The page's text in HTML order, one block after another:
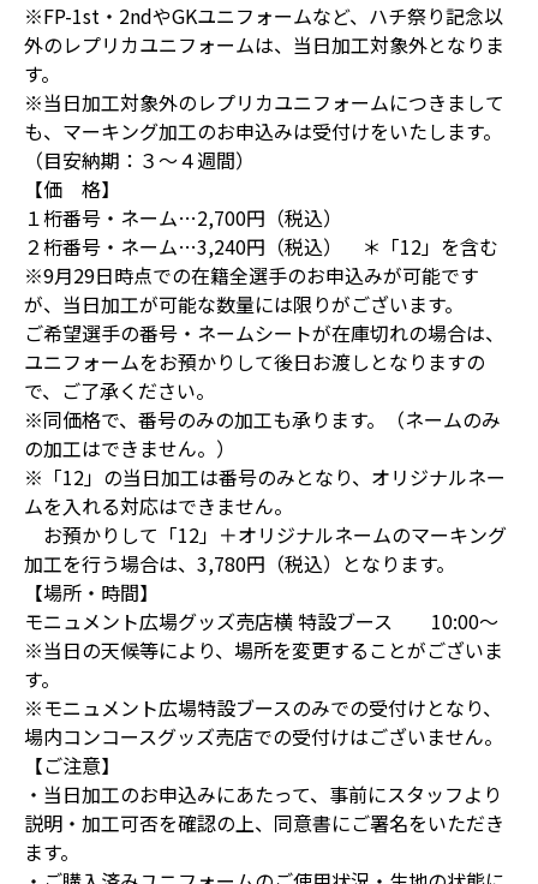
※FP-1st・2ndやGKユニフォームなど、ハチ祭り記念以
外のレプリカユニフォームは、当日加工対象外となりま
す。
※当日加工対象外のレプリカユニフォームにつきまして
も、マーキング加工のお申込みは受付けをいたします。
（目安納期：３～４週間）
【価 格】
１桁番号・ネーム…2,700円（税込）
２桁番号・ネーム…3,240円（税込） ＊「12」を含む
※9月29日時点での在籍全選手のお申込みが可能です
が、当日加工が可能な数量には限りがございます。
ご希望選手の番号・ネームシートが在庫切れの場合は、
ユニフォームをお預かりして後日お渡しとなりますの
で、ご了承ください。
※同価格で、番号のみの加工も承ります。（ネームのみ
の加工はできません。）
※「12」の当日加工は番号のみとなり、オリジナルネー
ムを入れる対応はできません。
お預かりして「12」＋オリジナルネームのマーキング
加工を行う場合は、3,780円（税込）となります。
【場所・時間】
モニュメント広場グッズ売店横 特設ブース 10:00～
※当日の天候等により、場所を変更することがございま
す。
※モニュメント広場特設ブースのみでの受付けとなり、
場内コンコースグッズ売店での受付けはございません。
【ご注意】
・当日加工のお申込みにあたって、事前にスタッフより
説明・加工可否を確認の上、同意書にご署名をいただき
ます。